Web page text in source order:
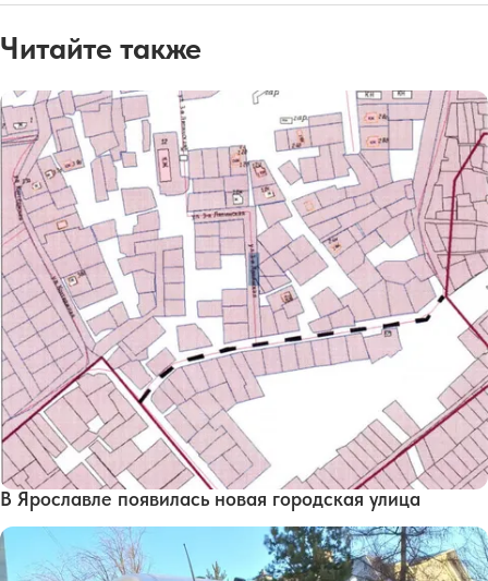
Читайте также
В Ярославле появилась новая городская улица